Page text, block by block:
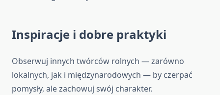
Inspiracje i dobre praktyki
Obserwuj innych twórców rolnych — zarówno
lokalnych, jak i międzynarodowych — by czerpać
pomysły, ale zachowuj swój charakter.